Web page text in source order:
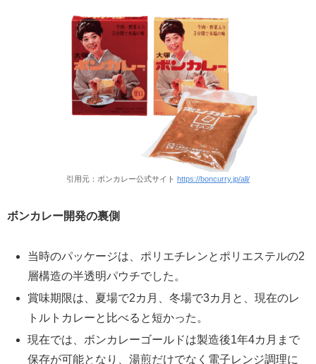
引用元：ボンカレー公式サイト https://boncurry.jp/all/
ボンカレー開発の裏側
当時のパッケージは、ポリエチレンとポリエステルの2
層構造の半透明パウチでした。
賞味期限は、夏場で2カ月、冬場で3カ月と、現在のレ
トルトカレーと比べると短かった。
現在では、ボンカレーゴールドは製造後1年4カ月まで
保存が可能となり、湯煎だけでなく電子レンジ調理に